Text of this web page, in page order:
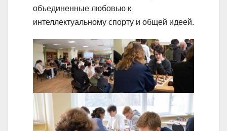
объединенные любовью к
интеллектуальному спорту и общей идеей.